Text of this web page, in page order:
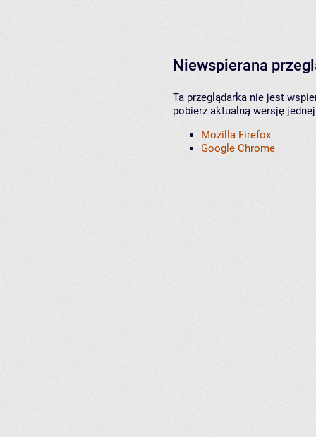
Niewspierana
Ta przeglądarka nie jest
pobierz aktualną wersję
Mozilla Firefox
Google Chrome